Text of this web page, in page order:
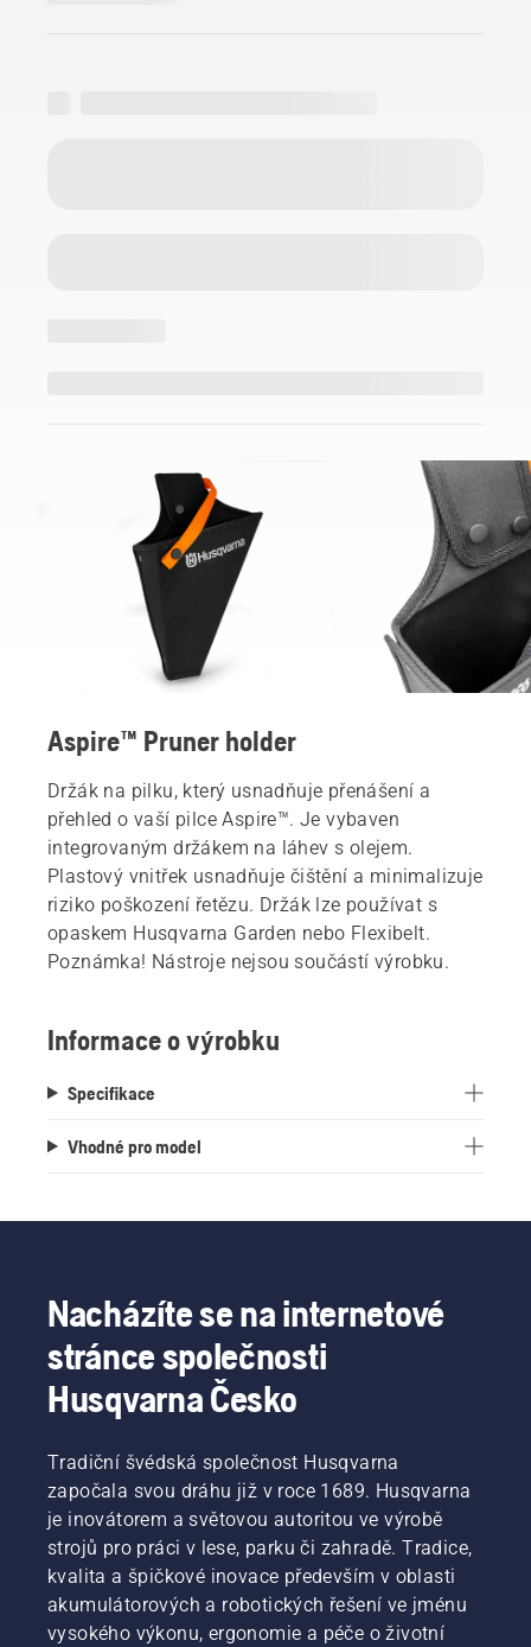
Aspire™ Pruner holder
Držák na pilku, který usnadňuje přenášení a
přehled o vaší pilce Aspire™. Je vybaven
integrovaným držákem na láhev s olejem.
Plastový vnitřek usnadňuje čištění a minimalizuje
riziko poškození řetězu. Držák lze používat s
opaskem Husqvarna Garden nebo Flexibelt.
Poznámka! Nástroje nejsou součástí výrobku.
Informace o výrobku
Specifikace
Vhodné pro model
Nacházíte se na internetové
stránce společnosti
Husqvarna Česko
Tradiční švédská společnost Husqvarna
započala svou dráhu již v roce 1689. Husqvarna
je inovátorem a světovou autoritou ve výrobě
strojů pro práci v lese, parku či zahradě. Tradice,
kvalita a špičkové inovace především v oblasti
akumulátorových a robotických řešení ve jménu
vysokého výkonu, ergonomie a péče o životní